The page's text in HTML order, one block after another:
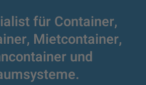
für Container,
Mietcontainer,
und